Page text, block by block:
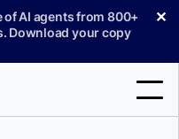
AI agents from 800+
Download your copy
✕